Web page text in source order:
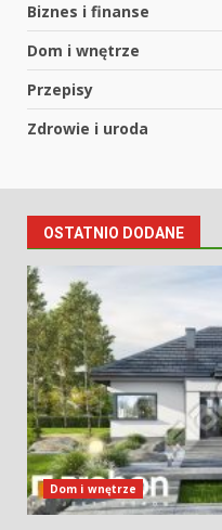
Biznes i finanse
Dom i wnętrze
Przepisy
Zdrowie i uroda
OSTATNIO DODANE
Dom i wnętrze